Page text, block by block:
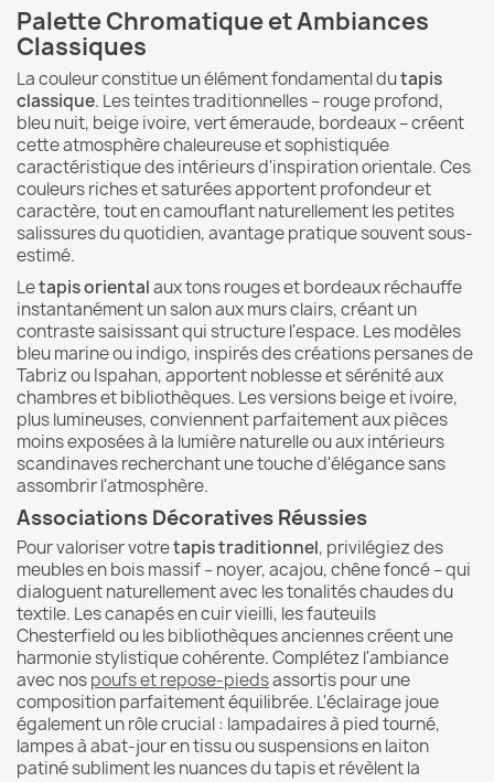
Palette Chromatique et Ambiances
Classiques
La couleur constitue un élément fondamental dutapis
classique. Les teintes traditionnelles – rouge profond,
bleu nuit, beige ivoire, vert émeraude, bordeaux – créent
cette atmosphère chaleureuse et sophistiquée
caractéristique des intérieurs d'inspiration orientale. Ces
couleurs riches et saturées apportent profondeur et
caractère, tout en camouflant naturellement les petites
salissures du quotidien, avantage pratique souvent sous-
estimé.
Letapis orientalaux tons rouges et bordeaux réchauffe
instantanément un salon aux murs clairs, créant un
contraste saisissant qui structure l'espace. Les modèles
bleu marine ou indigo, inspirés des créations persanes de
Tabriz ou Ispahan, apportent noblesse et sérénité aux
chambres et bibliothèques. Les versions beige et ivoire,
plus lumineuses, conviennent parfaitement aux pièces
moins exposées à la lumière naturelle ou aux intérieurs
scandinaves recherchant une touche d'élégance sans
assombrir l'atmosphère.
Associations Décoratives Réussies
Pour valoriser votretapis traditionnel, privilégiez des
meubles en bois massif – noyer, acajou, chêne foncé – qui
dialoguent naturellement avec les tonalités chaudes du
textile. Les canapés en cuir vieilli, les fauteuils
Chesterfield ou les bibliothèques anciennes créent une
harmonie stylistique cohérente. Complétez l'ambiance
avec nospoufs et repose-piedsassortis pour une
composition parfaitement équilibrée. L'éclairage joue
également un rôle crucial : lampadaires à pied tourné,
lampes à abat-jour en tissu ou suspensions en laiton
patiné subliment les nuances du tapis et révèlent la